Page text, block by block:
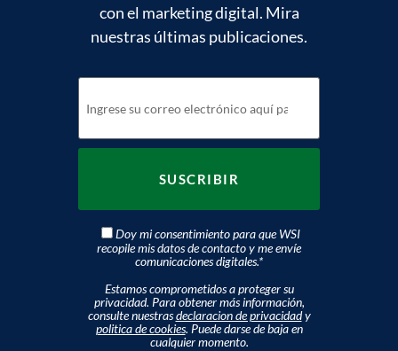
con el marketing digital. Mira
nuestras últimas publicaciones.
Doy mi consentimiento para que WSI
recopile mis datos de contacto y me envíe
comunicaciones digitales.*
Estamos comprometidos a proteger su
privacidad. Para obtener más información,
consulte nuestrasdeclaracion de privacidady
politica de cookies. Puede darse de baja en
cualquier momento.